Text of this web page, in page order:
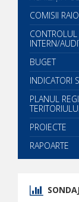
COMISII
INTERN/
BUGET
INDICATORI
PLANUL
PROIECTE
RAPOARTE